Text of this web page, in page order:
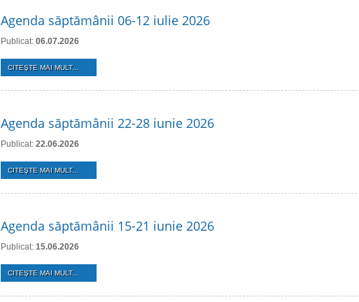
Agenda săptămânii 06-12 iulie 2026
Publicat: 06.07.2026
CITEŞTE MAI MULT...
Agenda săptămânii 22-28 iunie 2026
Publicat: 22.06.2026
CITEŞTE MAI MULT...
Agenda săptămânii 15-21 iunie 2026
Publicat: 15.06.2026
CITEŞTE MAI MULT...